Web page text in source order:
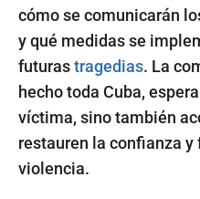
cómo se comunicarán
y qué medidas se
futurastragedias. La
hecho toda Cuba,
víctima, sino también
restauren la confianza y
violencia.